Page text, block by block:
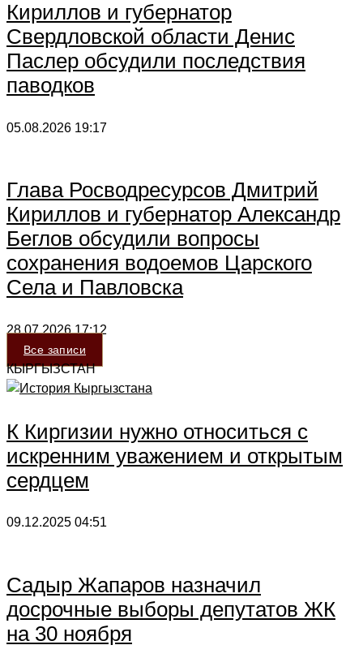
Кириллов и губернатор
Свердловской области Денис
Паслер обсудили последствия
паводков
05.08.2026 19:17
Глава Росводресурсов Дмитрий
Кириллов и губернатор Александр
Беглов обсудили вопросы
сохранения водоемов Царского
Села и Павловска
28.07.202617:12
Все записи
КЫРГЫЗСТАН
К Киргизии нужно относиться с
искренним уважением и открытым
сердцем
09.12.2025 04:51
Садыр Жапаров назначил
досрочные выборы депутатов ЖК
на 30 ноября